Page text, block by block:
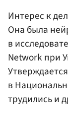
Интерес к
Она была
в
Network при
в
трудились и